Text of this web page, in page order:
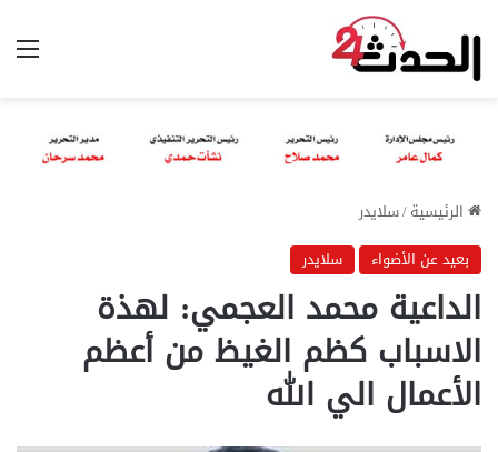
الرئيسية/سلايدر
بعيد عن الأضواء
سلايدر
الداعية محمد العجمي: لهذة
الاسباب كظم الغيظ من أعظم
الأعمال الي الله